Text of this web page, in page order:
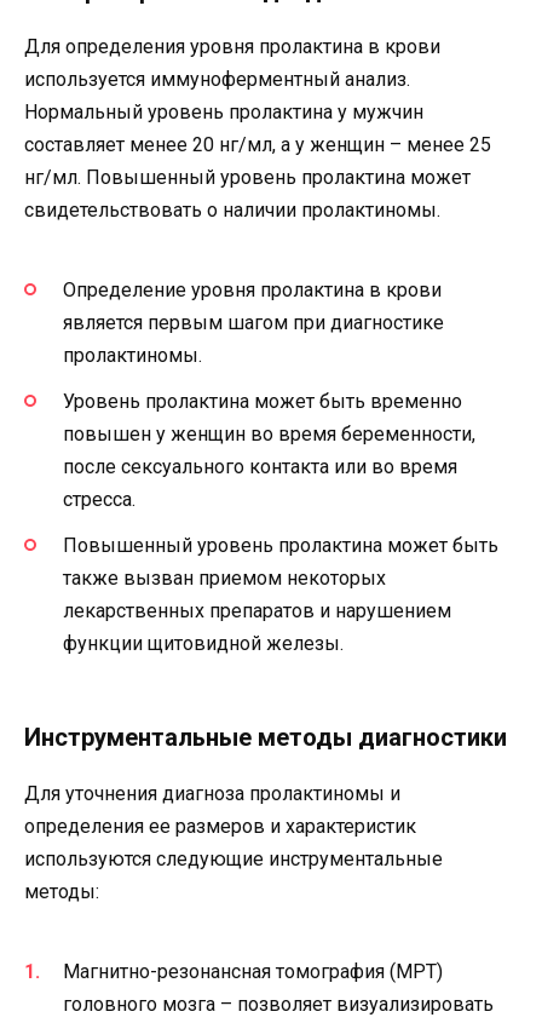
Для определения уровня пролактина в крови
используется иммуноферментный анализ.
Нормальный уровень пролактина у мужчин
составляет менее 20 нг/мл, а у женщин – менее 25
нг/мл. Повышенный уровень пролактина может
свидетельствовать о наличии пролактиномы.
Определение уровня пролактина в крови
является первым шагом при диагностике
пролактиномы.
Уровень пролактина может быть временно
повышен у женщин во время беременности,
после сексуального контакта или во время
стресса.
Повышенный уровень пролактина может быть
также вызван приемом некоторых
лекарственных препаратов и нарушением
функции щитовидной железы.
Инструментальные методы диагностики
Для уточнения диагноза пролактиномы и
определения ее размеров и характеристик
используются следующие инструментальные
методы:
Магнитно-резонансная томография (МРТ)
головного мозга – позволяет визуализировать